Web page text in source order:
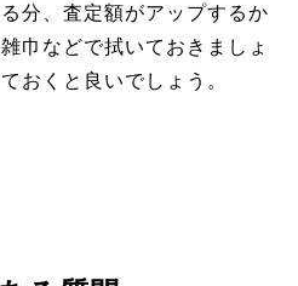
分、査定額がアップするか
巾などで拭いておきましょ
おくと良いでしょう。